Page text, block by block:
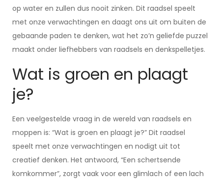
op water en zullen dus nooit zinken. Dit raadsel speelt
met onze verwachtingen en daagt ons uit om buiten de
gebaande paden te denken, wat het zo’n geliefde puzzel
maakt onder liefhebbers van raadsels en denkspelletjes.
Wat is groen en plaagt
je?
Een veelgestelde vraag in de wereld van raadsels en
moppen is: “Wat is groen en plaagt je?” Dit raadsel
speelt met onze verwachtingen en nodigt uit tot
creatief denken. Het antwoord, “Een schertsende
komkommer”, zorgt vaak voor een glimlach of een lach